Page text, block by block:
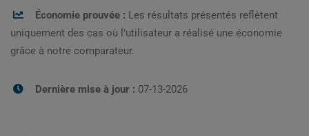
Économie prouvée : Les résultats présentés reflètent
uniquement des cas où l’utilisateur a réalisé une économie
grâce à notre comparateur.
Dernière mise à jour : 07-13-2026